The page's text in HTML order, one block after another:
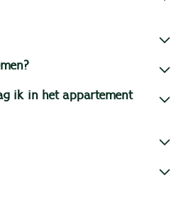
ik in het appartement